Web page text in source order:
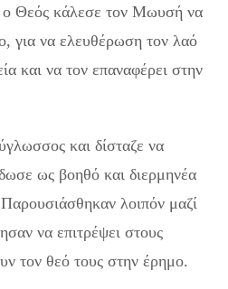
ο Θεός κάλεσε τον Μωυσή να
για να ελευθέρωση τον λαό
και να τον επαναφέρει στην
και δίσταζε να
ως βοηθό και διερμηνέα
λοιπόν μαζί
να επιτρέψει στους
τον θεό τους στην έρημο.